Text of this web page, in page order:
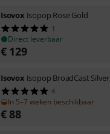
Isovox Isopop Rose Gold
1
Direct leverbaar
€ 129
Isovox Isopop BroadCast Silver
4
In 5–7 weken beschikbaar
€ 88